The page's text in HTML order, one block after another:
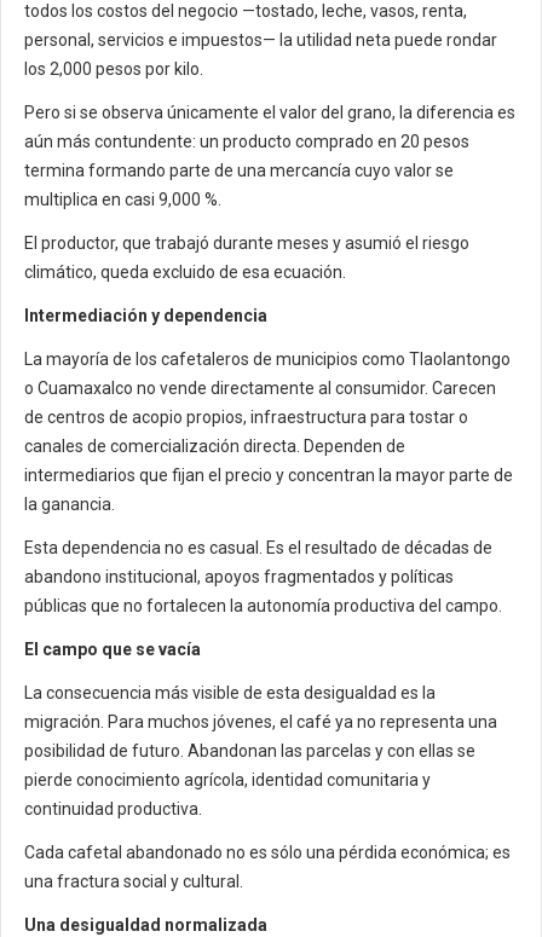
todos los costos del negocio —tostado, leche, vasos, renta,
personal, servicios e impuestos— la utilidad neta puede rondar
los 2,000 pesos por kilo.
Pero si se observa únicamente el valor del grano, la diferencia es
aún más contundente: un producto comprado en 20 pesos
termina formando parte de una mercancía cuyo valor se
multiplica en casi 9,000 %.
El productor, que trabajó durante meses y asumió el riesgo
climático, queda excluido de esa ecuación.
Intermediación y dependencia
La mayoría de los cafetaleros de municipios como Tlaolantongo
o Cuamaxalco no vende directamente al consumidor. Carecen
de centros de acopio propios, infraestructura para tostar o
canales de comercialización directa. Dependen de
intermediarios que fijan el precio y concentran la mayor parte de
la ganancia.
Esta dependencia no es casual. Es el resultado de décadas de
abandono institucional, apoyos fragmentados y políticas
públicas que no fortalecen la autonomía productiva del campo.
El campo que se vacía
La consecuencia más visible de esta desigualdad es la
migración. Para muchos jóvenes, el café ya no representa una
posibilidad de futuro. Abandonan las parcelas y con ellas se
pierde conocimiento agrícola, identidad comunitaria y
continuidad productiva.
Cada cafetal abandonado no es sólo una pérdida económica; es
una fractura social y cultural.
Una desigualdad normalizada